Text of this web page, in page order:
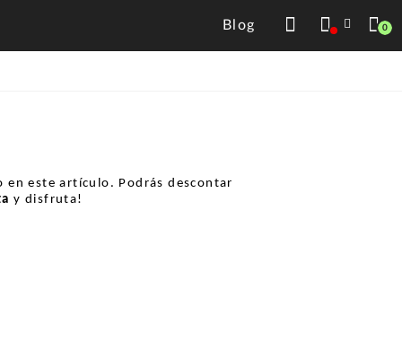
Blog 0
en este artículo. Podrás descontar
y disfruta!